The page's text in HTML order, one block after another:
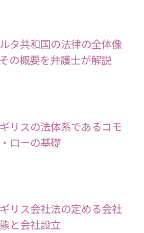
タ共和国の法律の全体像
の概要を弁護士が解説
リスの法体系であるコモ
ローの基礎
リス会社法の定める会社
と会社設立